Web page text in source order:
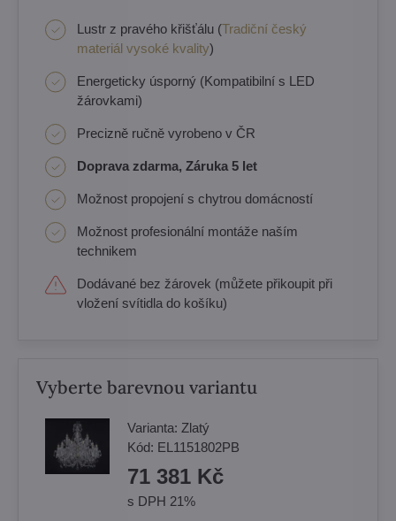
Lustr z pravého křišťálu (Tradiční český
materiál vysoké kvality)
Energeticky úsporný (Kompatibilní s LED
žárovkami)
Precizně ručně vyrobeno v ČR
Doprava zdarma, Záruka 5 let
Možnost propojení s chytrou domácností
Možnost profesionální montáže naším
technikem
Dodávané bez žárovek (můžete přikoupit při
vložení svítidla do košíku)
Vyberte barevnou variantu
Varianta: Zlatý
Kód: EL1151802PB
71 381 Kč
s DPH 21%